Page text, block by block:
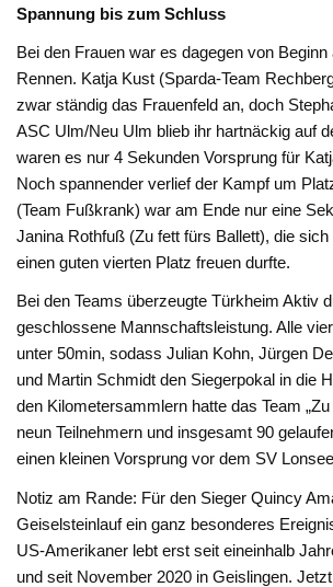
Spannung bis zum Schluss
Bei den Frauen war es dagegen von Beginn
Rennen. Katja Kust (Sparda-Team
zwar ständig das Frauenfeld an, doch
ASC Ulm/Neu Ulm blieb ihr hartnäckig auf
waren es nur 4 Sekunden Vorsprung für
Noch spannender verlief der Kampf um
(Team Fußkrank) war am Ende nur eine
Janina Rothfuß (Zu fett fürs Ballett), die
einen guten vierten Platz freuen durfte.
Bei den Teams überzeugte Türkheim Aktiv
geschlossene Mannschaftsleistung. Alle
unter 50min, sodass Julian Kohn, Jürgen
und Martin Schmidt den Siegerpokal in die
den Kilometersammlern hatte das Team
neun Teilnehmern und insgesamt 90
einen kleinen Vorsprung vor dem SV
Notiz am Rande: Für den Sieger Quincy
Geiselsteinlauf ein ganz besonderes
US-Amerikaner lebt erst seit eineinhalb
und seit November 2020 in Geislingen.